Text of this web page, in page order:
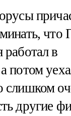
что
работал в
потом
слишком
другие